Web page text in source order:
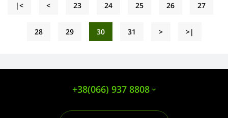
|< < 23 24 25 26 27
28 29 30 31 > >|
+38(066) 937 8808